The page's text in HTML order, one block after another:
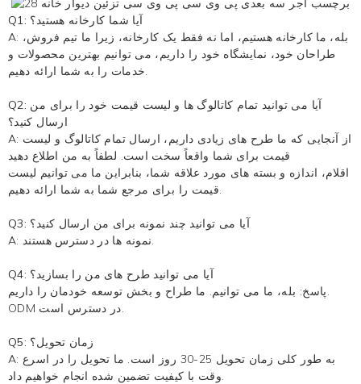
Q1: آیا شما کارخانه هستید؟
A: بله، ما کارخانه هستیم، اما نه فقط یک کارخانه، زیرا ما تیم فروش،
طراحان خود، نمایشگاه خود را داریم، می توانیم بهترین محصولات و
خدمات را به شما ارائه دهیم.
Q2: آیا می توانید تمام کاتالوگ ها و لیست قیمت خود را برای من
ارسال کنید؟
A: از آنجایی که ما طرح های زیادی داریم، ارسال تمام کاتالوگ و لیست
قیمت برای شما واقعاً سخت است. لطفاً به من اطلاع دهید
اقلام، اندازه و بسته های مورد علاقه شما، بنابراین ما می توانیم لیست
قیمت را برای مرجع شما به شما ارائه دهیم.
Q3: آیا می توانید چند نمونه برای من ارسال کنید؟
A: نمونه ها در دسترس هستند.
Q4: آیا می توانید طرح های من را بسازید؟
پاسخ: بله، ما می توانیم. ما طراح و بخش توسعه خودمان را داریم.
ODM در دسترس است.
Q5: زمان تحویل؟
A: به طور کلی زمان تحویل 25-30 روز است. ما تحویل را در اسرع
وقت با کیفیت تضمین شده انجام خواهیم داد.